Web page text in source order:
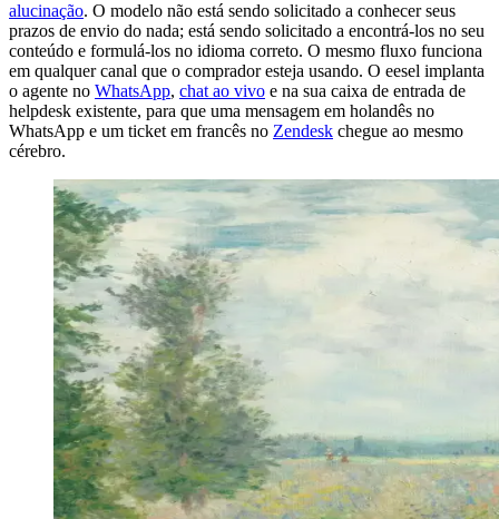
alucinação. O modelo não está sendo solicitado a conhecer seus
prazos de envio do nada; está sendo solicitado a encontrá-los no seu
conteúdo e formulá-los no idioma correto. O mesmo fluxo funciona
em qualquer canal que o comprador esteja usando. O eesel implanta
o agente no WhatsApp, chat ao vivo e na sua caixa de entrada de
helpdesk existente, para que uma mensagem em holandês no
WhatsApp e um ticket em francês no Zendesk chegue ao mesmo
cérebro.